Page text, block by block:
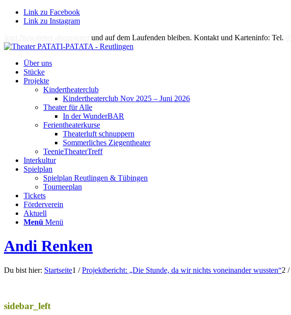
Link zu Facebook
Link zu Instagram
und auf dem Laufenden bleiben. Kontakt und Karteninfo: Tel.
Über uns
Stücke
Projekte
Kindertheaterclub
Kindertheaterclub Nov 2025 – Juni 2026
Theater für Alle
In der WunderBAR
Ferientheaterkurse
Theaterluft schnuppern
Sommerliches Ziegentheater
TeenieTheaterTreff
Interkultur
Spielplan
Spielplan Reutlingen & Tübingen
Tourneeplan
Tickets
Förderverein
Aktuell
Menü Menü
Andi Renken
Du bist hier: Startseite1 / Projektbericht: „Die Stunde, da wir nichts voneinander wussten“2 /
sidebar_left